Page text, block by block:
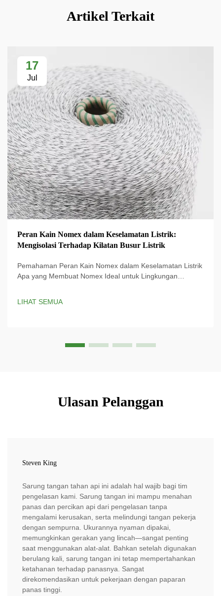
Artikel Terkait
17
Jul
Peran Kain Nomex dalam Keselamatan Listrik:
Mengisolasi Terhadap Kilatan Busur Listrik
Pemahaman Peran Kain Nomex dalam Keselamatan Listrik
Apa yang Membuat Nomex Ideal untuk Lingkungan
LIHAT SEMUA
Ulasan Pelanggan
Steven King
Sarung tangan tahan api ini adalah hal wajib bagi tim
pengelasan kami. Sarung tangan ini mampu menahan
panas dan percikan api dari pengelasan tanpa
mengalami kerusakan, serta melindungi tangan pekerja
dengan sempurna. Ukurannya nyaman dipakai,
memungkinkan gerakan yang lincah—sangat penting
saat menggunakan alat-alat. Bahkan setelah digunakan
berulang kali, sarung tangan ini tetap mempertahankan
ketahanan terhadap panasnya. Sangat
direkomendasikan untuk pekerjaan dengan paparan
panas tinggi.